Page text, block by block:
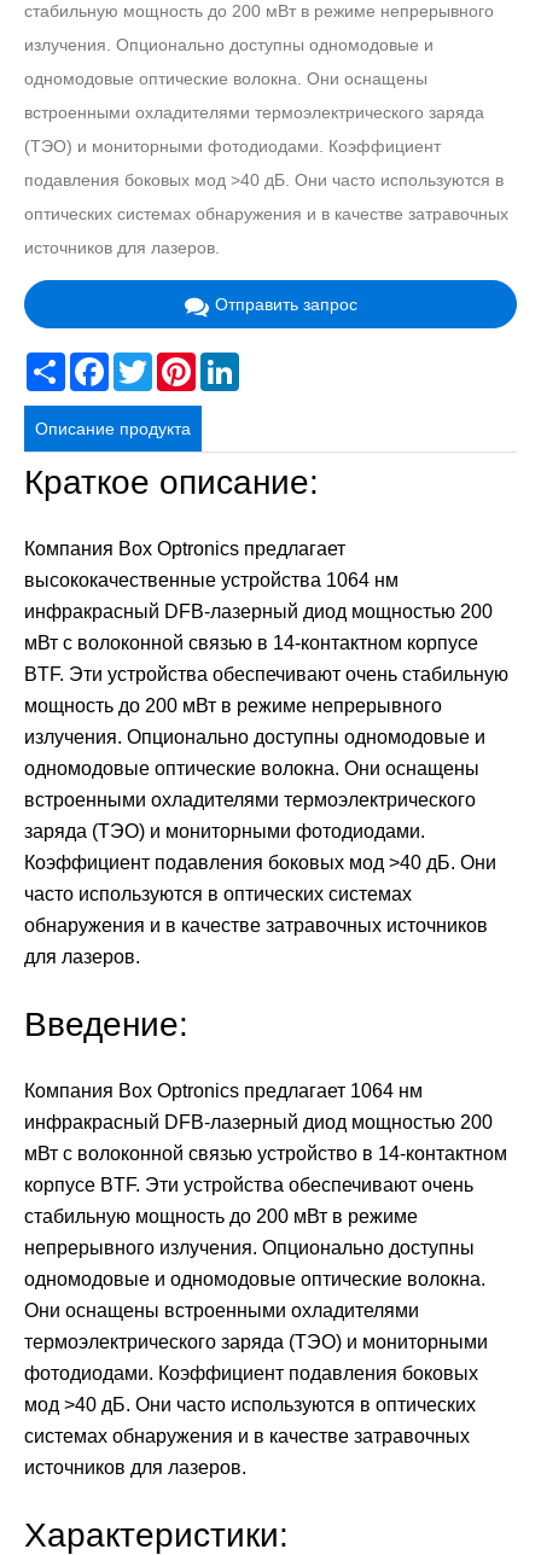
стабильную мощность до 200 мВт в режиме непрерывного
излучения. Опционально доступны одномодовые и
одномодовые оптические волокна. Они оснащены
встроенными охладителями термоэлектрического заряда
(ТЭО) и мониторными фотодиодами. Коэффициент
подавления боковых мод >40 дБ. Они часто используются в
оптических системах обнаружения и в качестве затравочных
источников для лазеров.
Отправить запрос
Share Facebook
TwitterPinterest
Описание продукта
Краткое описание:
Компания Box Optronics предлагает
высококачественные устройства 1064 нм
инфракрасный DFB-лазерный диод мощностью 200
мВт с волоконной связью в 14-контактном корпусе
BTF. Эти устройства обеспечивают очень стабильную
мощность до 200 мВт в режиме непрерывного
излучения. Опционально доступны одномодовые и
одномодовые оптические волокна. Они оснащены
встроенными охладителями термоэлектрического
заряда (ТЭО) и мониторными фотодиодами.
Коэффициент подавления боковых мод >40 дБ. Они
часто используются в оптических системах
обнаружения и в качестве затравочных источников
для лазеров.
Введение:
Компания Box Optronics предлагает 1064 нм
инфракрасный DFB-лазерный диод мощностью 200
мВт с волоконной связью устройство в 14-контактном
корпусе BTF. Эти устройства обеспечивают очень
стабильную мощность до 200 мВт в режиме
непрерывного излучения. Опционально доступны
одномодовые и одномодовые оптические волокна.
Они оснащены встроенными охладителями
термоэлектрического заряда (ТЭО) и мониторными
фотодиодами. Коэффициент подавления боковых
мод >40 дБ. Они часто используются в оптических
системах обнаружения и в качестве затравочных
источников для лазеров.
Характеристики: